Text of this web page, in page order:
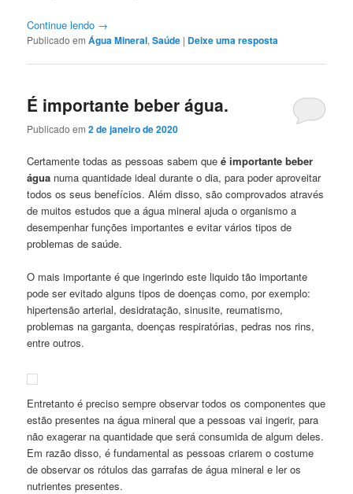
Continue lendo →
Publicado em Água Mineral,Saúde | Deixe uma resposta
É importante beber água.
Publicado em2 de janeiro de 2020
Certamente todas as pessoas sabem queé importante beber
água numa quantidade ideal durante o dia, para poder aproveitar
todos os seus benefícios. Além disso, são comprovados através
de muitos estudos que a água mineral ajuda o organismo a
desempenhar funções importantes e evitar vários tipos de
problemas de saúde.
O mais importante é que ingerindo este liquido tão importante
pode ser evitado alguns tipos de doenças como, por exemplo:
hipertensão arterial, desidratação, sinusite, reumatismo,
problemas na garganta, doenças respiratórias, pedras nos rins,
entre outros.
Entretanto é preciso sempre observar todos os componentes que
estão presentes na água mineral que a pessoas vai ingerir, para
não exagerar na quantidade que será consumida de algum deles.
Em razão disso, é fundamental as pessoas criarem o costume
de observar os rótulos das garrafas de água mineral e ler os
nutrientes presentes.